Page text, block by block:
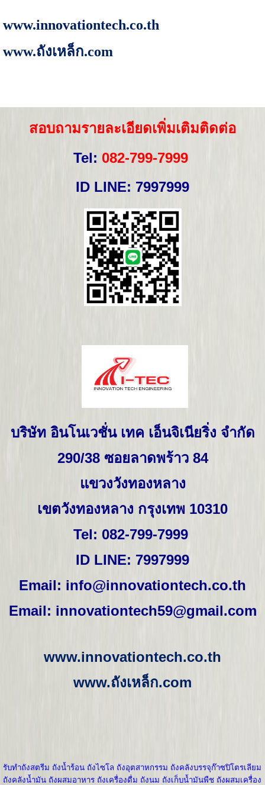
www.innovationtech.co.th
www.ถังเหล็ก.com
สอบถามรายละเอียดเพิ่มเติมติดต่อ
Tel: 082-799-7999
ID LINE: 7997999
บริษัท อินโนเวชั่น เทค เอ็นจิเนียริ่ง จำกัด
290/38ซอยลาดพร้าว 84
แขวงวังทองหลาง
เขตวังทองหลาง กรุงเทพ 10310
Tel: 082-799-7999
ID LINE: 7997999
Email: info@innovationtech.co.th
Email: innovationtech59@gmail.com
www.innovationtech.co.th
www.ถังเหล็ก.com
รับทำถังสตรีม ถังน้ำร้อน ถังไซโล ถังอุตสาหกรรม ถังคลังบรรจุก๊าซปิโตรเลียม
ถังคลังน้ำมัน ถังผสมอาหาร ถังเครื่องดื่ม ถังนม ถังเก็บน้ำมันพืช ถังผสมเครื่อง